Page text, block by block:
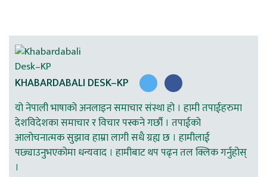
KHABARDABALI DESK–KP
यो नेपाली भाषाको अनलाइन समाचार संस्था हो । हामी तपाईहरुमा
देशविदेशका समाचार र विचार पस्कने गर्छौ । तपाईको
आलोचनात्मक सुझाव हाम्रा लागी सधै ग्रह्य छ । हामीलाई
पछ्याउनुभएकोमा धन्यवाद । हामीबाट थप पढ्न तल क्लिक गर्नुहोस्
।